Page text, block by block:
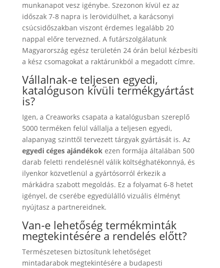
munkanapot vesz igénybe. Szezonon kívül ez az
időszak 7-8 napra is lerövidülhet, a karácsonyi
csúcsidőszakban viszont érdemes legalább 20
nappal előre tervezned. A futárszolgálatunk
Magyarország egész területén 24 órán belül kézbesíti
a kész csomagokat a raktárunkból a megadott címre.
Vállalnak-e teljesen egyedi,
katalóguson kívüli termékgyártást
is?
Igen, a Creaworks csapata a katalógusban szereplő
5000 terméken felül vállalja a teljesen egyedi,
alapanyag szinttől tervezett tárgyak gyártását is. Az
egyedi céges ajándékok ezen formája általában 500
darab feletti rendelésnél válik költséghatékonnyá, és
ilyenkor közvetlenül a gyártósorról érkezik a
márkádra szabott megoldás. Ez a folyamat 6-8 hetet
igényel, de cserébe egyedülálló vizuális élményt
nyújtasz a partnereidnek.
Van-e lehetőség termékminták
megtekintésére a rendelés előtt?
Természetesen biztosítunk lehetőséget
mintadarabok megtekintésére a budapesti